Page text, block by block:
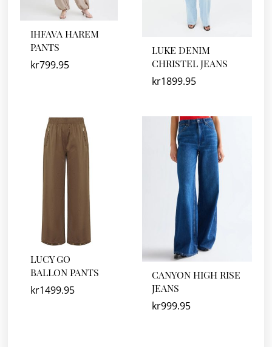
IHFAVA HAREM
PANTS
kr799.95
LUKE DENIM
CHRISTEL JEANS
kr1899.95
LUCY GO
BALLON PANTS
kr1499.95
CANYON HIGH RISE
JEANS
kr999.95